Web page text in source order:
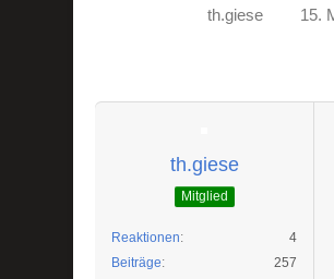
th.giese 15.
th.giese
Mitglied
Reaktionen
4
Beiträge
257